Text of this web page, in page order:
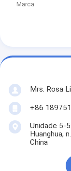
Marca
Mrs. Rosa
+86
Unidade 5-
Huanghua,
China